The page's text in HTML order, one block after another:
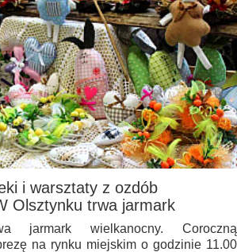
i warsztaty z ozdób
Olsztynku trwa jarmark
jarmark wielkanocny. Coroczną
na rynku miejskim o godzinie 11.00